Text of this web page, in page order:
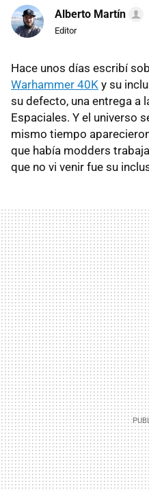
Alberto Martín
Editor
Hace unos días escribí
Warhammer 40K y su
su defecto, una entrega a
Espaciales. Y el universo
mismo tiempo
que había modders
que no vi venir fue su